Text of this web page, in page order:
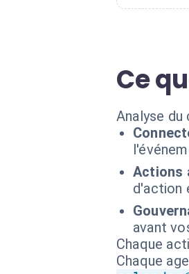
Ce
Analyse
Actions
d'action
avant
Chaque
Chaque